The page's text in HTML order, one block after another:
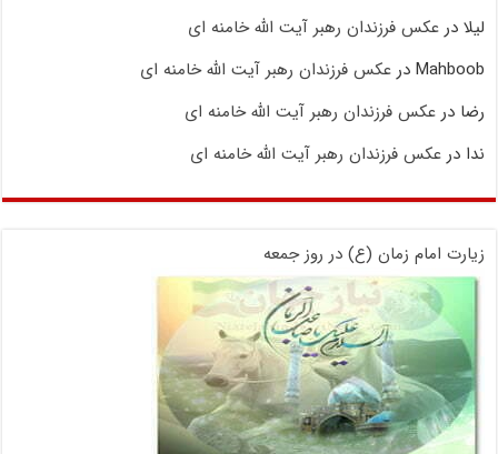
لیلا درعکس فرزندان رهبر آیت الله خامنه ای
Mahboob درعکس فرزندان رهبر آیت الله خامنه ای
رضا درعکس فرزندان رهبر آیت الله خامنه ای
ندا درعکس فرزندان رهبر آیت الله خامنه ای
زیارت امام زمان (ع) در روز جمعه